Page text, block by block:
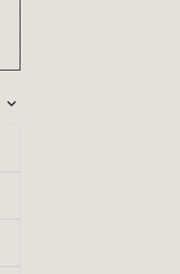
keyboard_arrow_down